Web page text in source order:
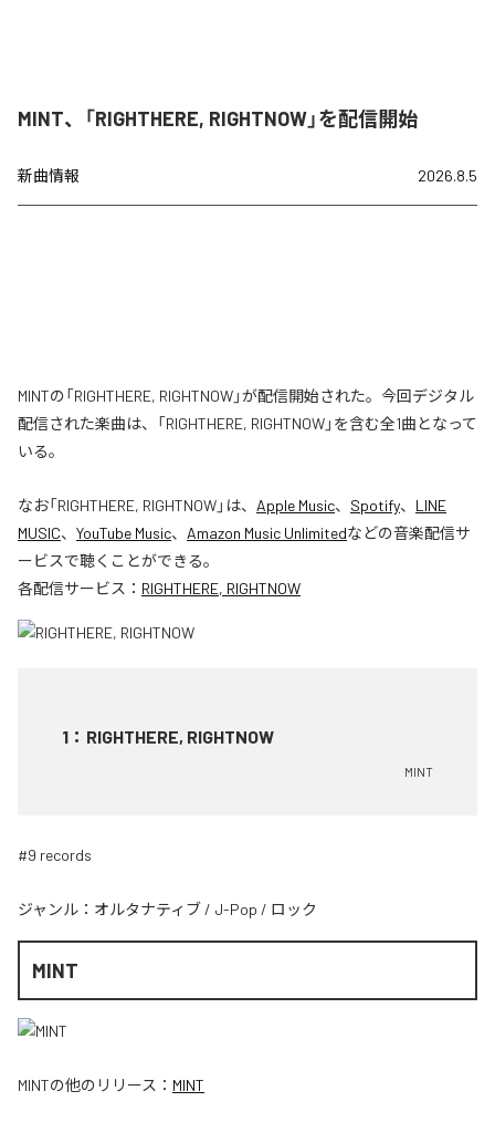
MINT、「RIGHTHERE, RIGHTNOW」を配信開始
新曲情報 2026.8.5
MINTの「RIGHTHERE, RIGHTNOW」が配信開始された。今回デジタル
配信された楽曲は、「RIGHTHERE, RIGHTNOW」を含む全1曲となって
いる。
なお「RIGHTHERE, RIGHTNOW」は、 Apple Music、 Spotify、 LINE
MUSIC、 YouTube Music、 Amazon Music Unlimitedなどの音楽配信サ
ービスで聴くことができる。
各配信サービス： RIGHTHERE, RIGHTNOW
1 ： RIGHTHERE, RIGHTNOW
MINT
#9 records
ジャンル： オルタナティブ / J-Pop / ロック
MINT
MINTの他のリリース： MINT